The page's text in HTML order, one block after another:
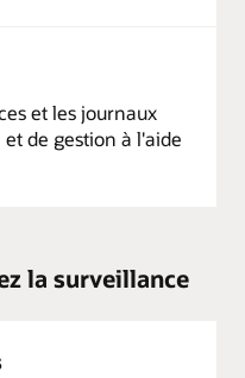
et les journaux
de gestion à l'aide
la surveillance